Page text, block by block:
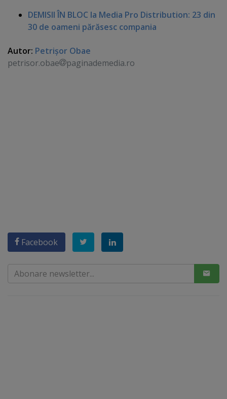
DEMISII ÎN BLOC la Media Pro Distribution: 23 din
30 de oameni părăsesc compania
Autor: Petrişor Obae
petrisor.obae
paginademedia.ro
Facebook